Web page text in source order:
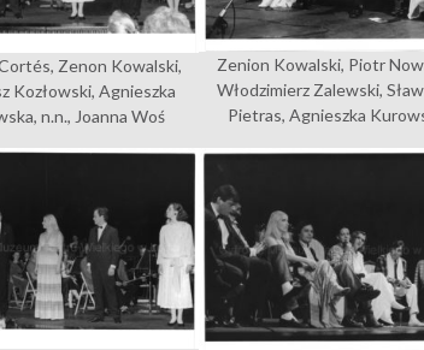
Zenon Kowalski,
Kozłowski, Agnieszka
n.n., Joanna Woś
Zenion Kowalski, Piotr
Włodzimierz Zalewski,
Pietras, Agnieszka